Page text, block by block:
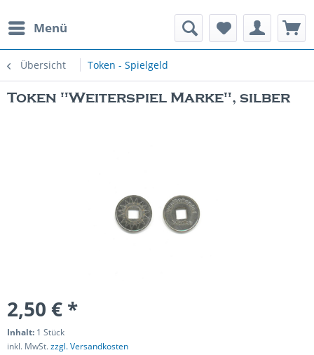
Menü
Übersicht Token - Spielgeld
Spielautomaten
Token "Weiterspiel Marke", silber
2,50 € *
Inhalt: 1 Stück
inkl. MwSt.zzgl. Versandkosten